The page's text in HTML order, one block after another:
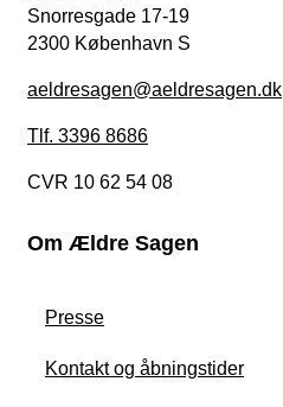
Snorresgade 17-19
2300 København S
aeldresagen@aeldresagen.dk
Tlf. 3396 8686
CVR 10 62 54 08
Om Ældre Sagen
Presse
Kontakt og åbningstider